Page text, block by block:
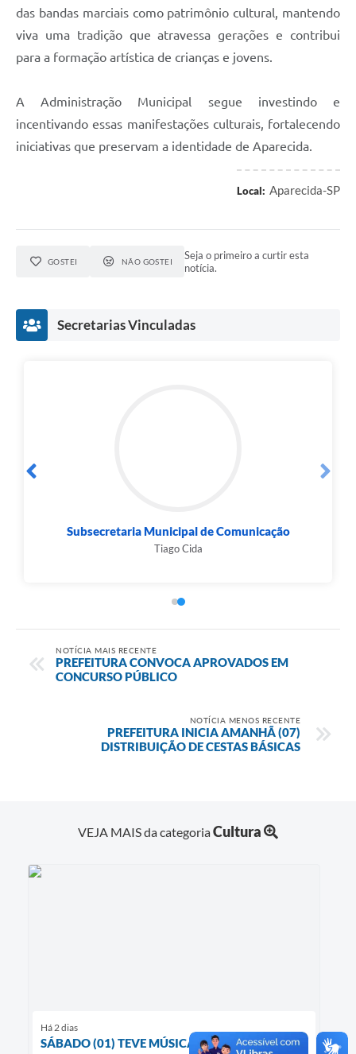
das bandas marciais como patrimônio cultural, mantendo
viva uma tradição que atravessa gerações e contribui
para a formação artística de crianças e jovens.
A Administração Municipal segue investindo e
incentivando essas manifestações culturais, fortalecendo
iniciativas que preservam a identidade de Aparecida.
Local: Aparecida-SP
GOSTEI NÃO GOSTEI
Seja o primeiro a curtir esta
notícia.
Secretarias Vinculadas
Subsecretaria Municipal de Comunicação
Tiago Cida
NOTÍCIA MAIS RECENTE
PREFEITURA CONVOCA APROVADOS EM
CONCURSO PÚBLICO
NOTÍCIA MENOS RECENTE
PREFEITURA INICIA AMANHÃ (07)
DISTRIBUIÇÃO DE CESTAS BÁSICAS
VEJA MAIS da categoriaCultura
Há 2 dias
SÁBADO (01) TEVE MÚSICA NA PRAÇA